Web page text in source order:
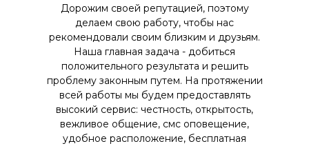
Дорожим своей репутацией, поэтому
делаем свою работу, чтобы нас
рекомендовали своим близким и друзьям.
Наша главная задача - добиться
положительного результата и решить
проблему законным путем. На протяжении
всей работы мы будем предоставлять
высокий сервис: честность, открытость,
вежливое общение, смс оповещение,
удобное расположение, бесплатная